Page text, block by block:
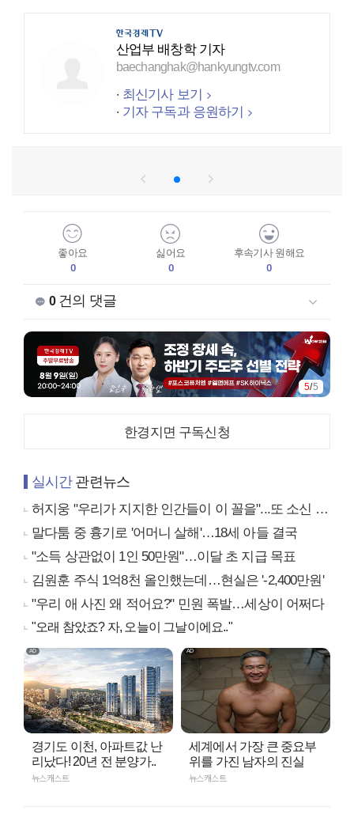
산업부 배창학 기자
baechanghak@hankyungtv.com
최신기사 보기
기자 구독과 응원하기
좋아요
0
싫어요
0
후속기사 원해요
0
0건의 댓글
1/5
한경지면 구독신청
실시간관련뉴스
허지웅 "우리가 지지한 인간들이 이 꼴을"...또 소신 발언
말다툼 중 흉기로 '어머니 살해'…18세 아들 결국
"소득 상관없이 1인 50만원"…이달 초 지급 목표
김원훈 주식 1억8천 올인했는데…현실은 '-2,400만원'
"우리 애 사진 왜 적어요?" 민원 폭발…세상이 어쩌다
"오래 참았죠? 자, 오늘이 그날이에요.."
경기도 이천, 아파트값 난
리났다! 20년 전 분양가..
뉴스캐스트
세계에서 가장 큰 중요부
위를 가진 남자의 진실
뉴스캐스트